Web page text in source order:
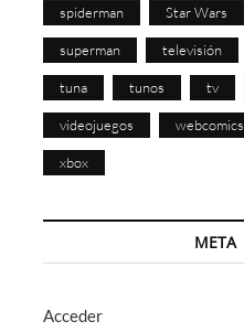
spiderman Star Wars
superman televisión
tuna tunos tv
videojuegos webcomics
xbox
META
Acceder